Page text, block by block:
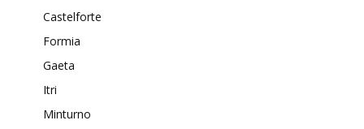
Castelforte
Formia
Gaeta
Itri
Minturno